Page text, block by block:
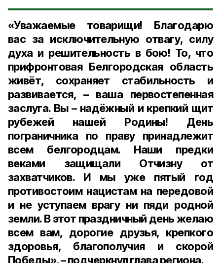
«Уважаемые товарищи! Благодарю
вас за исключительную отвагу, силу
духа и решительность в бою! То, что
прифронтовая Белгородская область
живёт, сохраняет стабильность и
развивается, – ваша первостепенная
заслуга. Вы – надёжный и крепкий щит
рубежей нашей Родины! День
пограничника по праву принадлежит
всем белгородцам. Наши предки
веками защищали Отчизну от
захватчиков. И мы уже пятый год
противостоим нацистам на передовой
и не уступаем врагу ни пяди родной
земли. В этот праздничный день желаю
всем вам, дорогие друзья, крепкого
здоровья, благополучия и скорой
Победы», – подчеркнул глава региона.